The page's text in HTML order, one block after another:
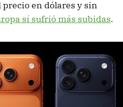
en dólares y sin
sí sufrió más subidas.